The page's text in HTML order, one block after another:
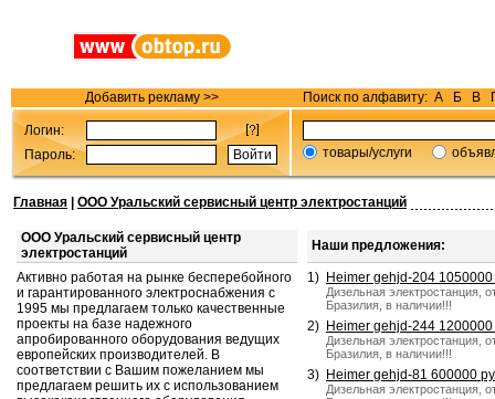
Добавить рекламу >> Поиск по алфавиту: А Б В
Логин:
Пароль:
товары/услуги
Главная ООО Уральский сервисный центр электростанций
ООО Уральский сервисный центр
электростанций
Активно работая на рынке бесперебойного
и гарантированного электроснабжения с
1995 мы предлагаем только качественные
проекты на базе надежного
апробированного оборудования ведущих
европейских производителей. В
соответствии с Вашим пожеланием мы
предлагаем решить их с использованием
Наши предложения:
1) Heimer gehjd-204 1050000
Дизельная электростанция,
Бразилия, в наличии!!!
2) Heimer gehjd-244 1200000
Дизельная электростанция,
Бразилия, в наличии!!!
3) Heimer gehjd-81 600000
Дизельная электростанция,